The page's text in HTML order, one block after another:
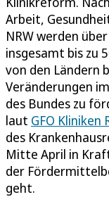
Arbeit,
NRW werden
insgesamt bis zu
von den Ländern
Veränderungen
des Bundes zu
laut GFO Kliniken
des
Mitte April in
der
geht.